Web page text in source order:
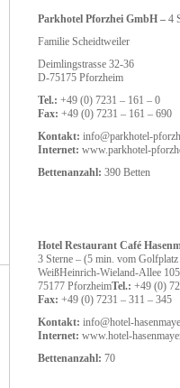
Parkhotel Pforzhei GmbH – 4
Familie Scheidtweiler
Deimlingstrasse 32-36
D-75175 Pforzheim
Tel.: +49 (0) 7231 – 161 – 0
Fax: +49 (0) 7231 – 161 – 690
Kontakt: info@parkhotel-
Internet: www.parkhotel-
Bettenanzahl: 390 Betten
Hotel Restaurant Café
3 Sterne – (5 min. vom
WeißHeinrich-Wieland-Allee 105
75177 PforzheimTel.: +49 (0)
Fax: +49 (0) 7231 – 311 – 345
Kontakt: info@hotel-
Internet: www.hotel-
Bettenanzahl: 70